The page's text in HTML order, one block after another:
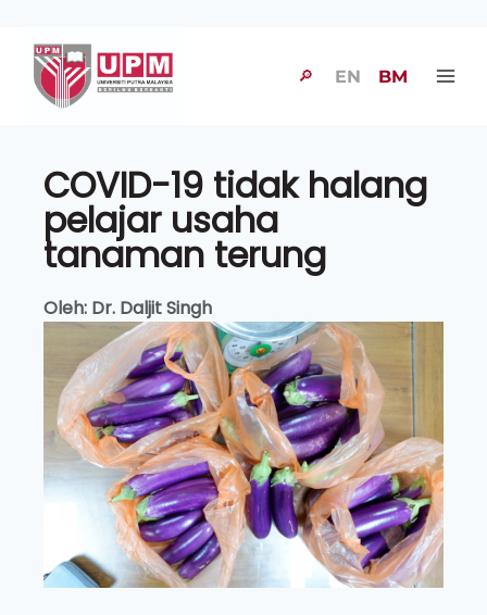
🔎 EN BM
COVID-19 tidak halang
pelajar usaha
tanaman terung
Oleh: Dr. Daljit Singh